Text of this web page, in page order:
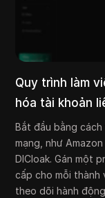
Quy trình làm
hóa tài khoản
Bắt đầu bằng
mạng, như
DICloak. Gán một
cấp cho mỗi thành
theo dõi hành